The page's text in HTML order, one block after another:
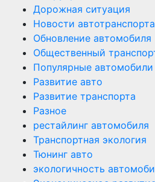
Дорожная ситуация
Новости автотранспорта
Обновление автомобиля
Общественный
Популярные автомобили
Развитие авто
Развитие транспорта
Разное
рестайлинг автомобиля
Транспортная экология
Тюнинг авто
экологичность